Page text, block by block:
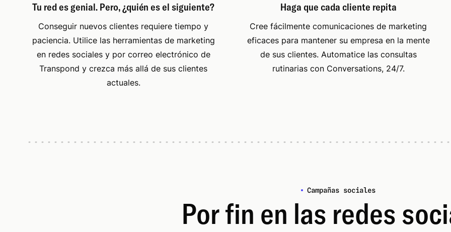
Tu red es genial. Pero, ¿quién es el siguiente?
Conseguir nuevos clientes requiere tiempo y
paciencia. Utilice las herramientas de marketing
en redes sociales y por correo electrónico de
Transpond y crezca más allá de sus clientes
actuales.
Haga que cada cliente repita
Cree fácilmente comunicaciones de marketing
eficaces para mantener su empresa en la mente
de sus clientes. Automatice las consultas
rutinarias con Conversations, 24/7.
Campañas sociales
Por fin en las redes